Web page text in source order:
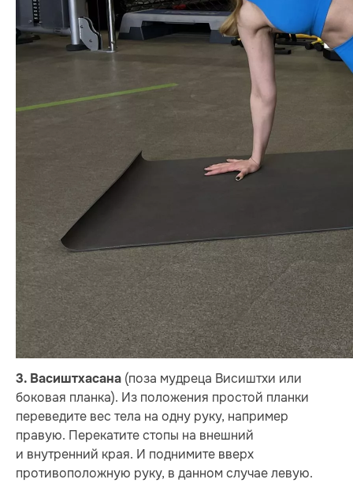
3. Васиштхасана (поза мудреца Висиштхи или
боковая планка). Из положения простой планки
переведите вес тела на одну руку, например
правую. Перекатите стопы на внешний
и внутренний края. И поднимите вверх
противоположную руку, в данном случае левую.